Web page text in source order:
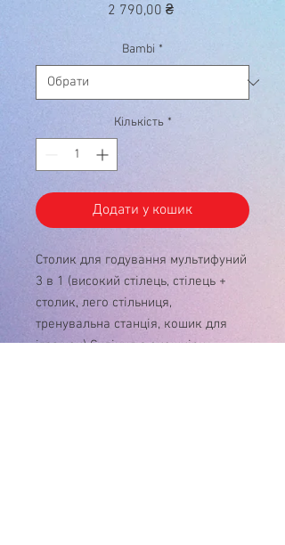
2 790,00 ₴Ціна
Bambi *
Кількість *
Додати у кошик
Столик для годування мультифуний
3 в 1 (високий стілець, стілець +
столик, лего стільниця,
тренувальна станція, кошик для
іграшок) Сидіння з екошкіри